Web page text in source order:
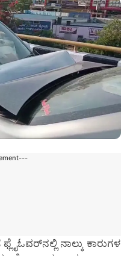
ನಾಲ್ಕು ಕಾರುಗಳ